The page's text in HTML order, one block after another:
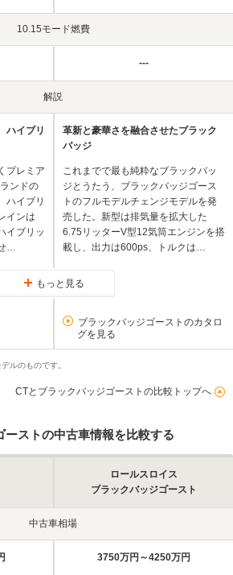
10.15モード燃費
---
解説
ハイブリ
プレミア
ンドの
ハイブリ
インは
イブリッ
…
革新と豪華さを融合させたブラック
バッジ
これまでで最も純粋なブラックバッ
ジとうたう、ブラックバッジゴース
トのフルモデルチェンジモデルを発
売した。新型は排気量を拡大した
6.75リッターV型12気筒エンジンを搭
載し、出力は600ps、トルクは…
もっと見る
ブラックバッジゴーストのカタロ
グを見る
ルのものです。
CTとブラックバッジゴーストの比較トップへ
ーストの中古車情報を比較する
ロールスロイス
ブラックバッジゴースト
中古車相場
3750万円～4250万円